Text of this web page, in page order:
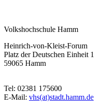
Volkshochschule Hamm
Heinrich-von-Kleist-Forum
Platz der Deutschen Einheit 1
59065 Hamm
Tel: 02381 175600
E-Mail: vhs(at)stadt.hamm.de